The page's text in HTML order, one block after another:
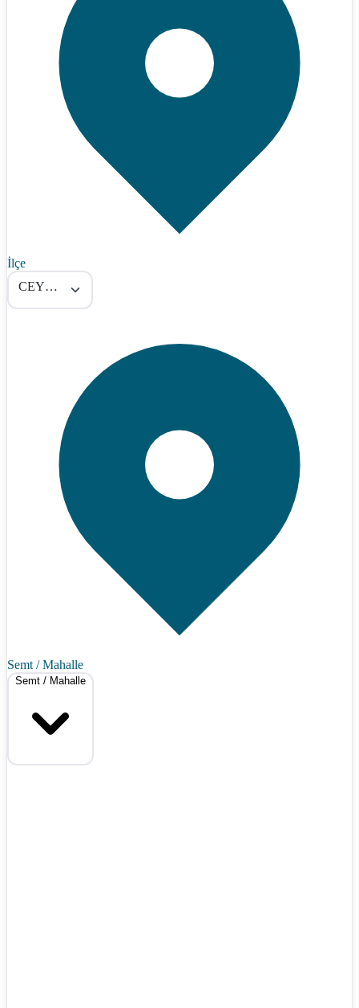
İlçe
CEYHAN
Semt / Mahalle
Semt / Mahalle